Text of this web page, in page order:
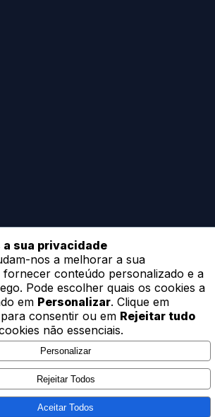
a sua privacidade
nos a melhorar a sua
fornecer conteúdo personalizado e a
Pode escolher quais os cookies a
em Personalizar. Clique em
para consentir ou em Rejeitar tudo
não essenciais.
Personalizar
Rejeitar Todos
Aceitar Todos